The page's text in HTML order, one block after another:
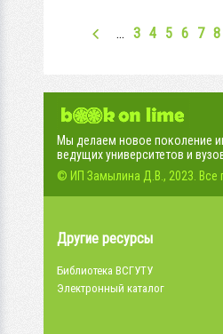
… 3 4 5 6 7 8
Мы делаем новое поколение
ведущих университетов и
© ИП Замылина Д.В., 2023. Все
Другие ресурсы
Библиотека ВСГУТУ
Электронный каталог